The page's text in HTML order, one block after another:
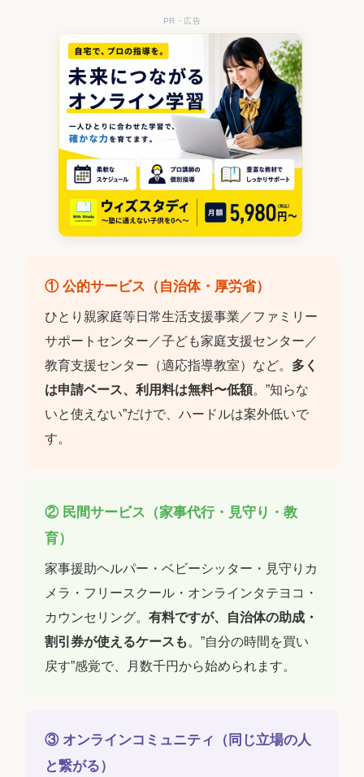
PR・広告
① 公的サービス（自治体・厚労省）
ひとり親家庭等日常生活支援事業／ファミリー
サポートセンター／子ども家庭支援センター／
教育支援センター（適応指導教室）など。 多く
は申請ベース、利用料は無料〜低額。”知らな
いと使えない”だけで、ハードルは案外低いで
す。
② 民間サービス（家事代行・見守り・教
育）
家事援助ヘルパー・ベビーシッター・見守りカ
メラ・フリースクール・オンラインタテヨコ・
カウンセリング。 有料ですが、自治体の助成・
割引券が使えるケースも 。”自分の時間を買い
戻す”感覚で、月数千円から始められます。
③ オンラインコミュニティ（同じ立場の人
と繋がる）